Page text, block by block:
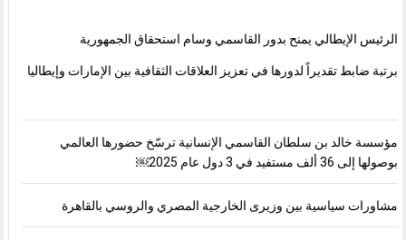
الرئيس الإيطالي يمنح بدور القاسمي وسام استحقاق الجمهورية
برتبة ضابط تقديراً لدورها في تعزيز العلاقات الثقافية بين الإمارات وإيطاليا
مؤسسة خالد بن سلطان القاسمي الإنسانية ترسّخ حضورها العالمي
بوصولها إلى 36 ألف مستفيد في 3 دول عام 2025￼
مشاورات سياسية بين وزيرى الخارجية المصري والروسي بالقاهرة